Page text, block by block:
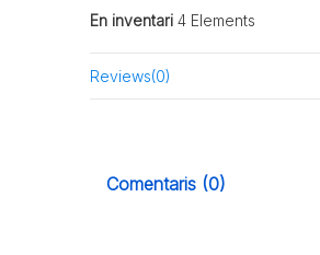
En inventari 4 Elements
Reviews(0)
Comentaris (0)